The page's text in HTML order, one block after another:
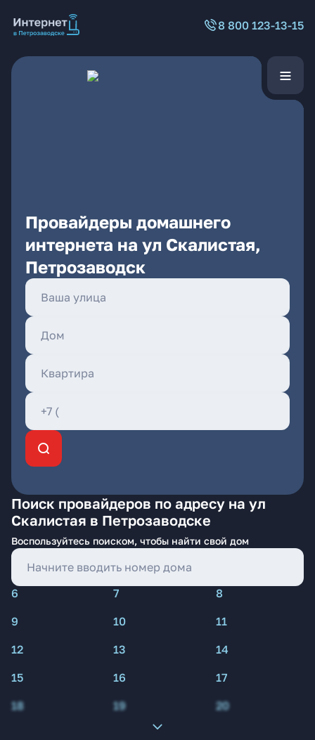
8 800 123-13-15
Провайдеры домашнего
интернета на ул Скалистая,
Петрозаводск
Поиск провайдеров по адресу на ул
Скалистая в Петрозаводске
Воспользуйтесь поиском, чтобы найти свой дом
6 7
8
9
10
11
12
13
14
15
16
17
18
19 20